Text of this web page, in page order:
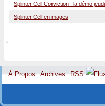
- Splinter Cell Conviction : la démo jeudi
- Splinter Cell en images
À Propos Archives RSS